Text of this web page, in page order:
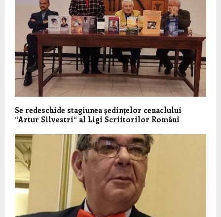
Se redeschide stagiunea ședințelor cenaclului
“Artur Silvestri“ al Ligi Scriitorilor Români